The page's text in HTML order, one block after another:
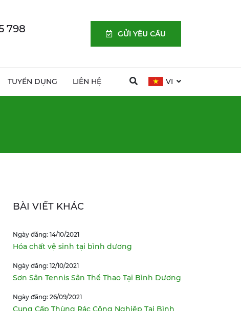
TUYỂN DỤNG LIÊN HỆ VI
798 GỬI YÊU CẦU
BÀI VIẾT KHÁC
Ngày đăng: 14/10/2021
Hóa chất vệ sinh tại bình dương
Ngày đăng: 12/10/2021
Sơn Sân Tennis Sân Thể Thao Tại Bình Dương
Ngày đăng: 26/09/2021
Cung Cấp Thùng Rác Công Nghiệp Tại Bình